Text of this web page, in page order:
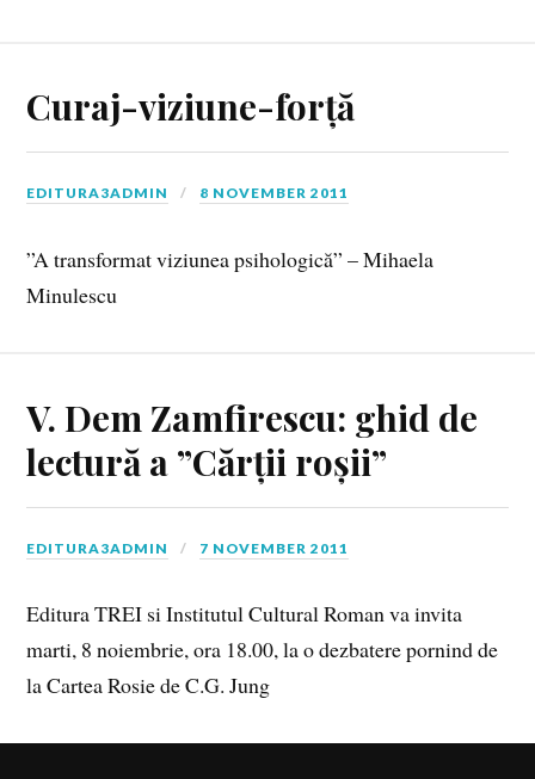
Curaj-viziune-forță
EDITURA3ADMIN 8 NOVEMBER 2011
”A transformat viziunea psihologică” – Mihaela
Minulescu
V. Dem Zamfirescu: ghid de
lectură a ”Cărții roșii”
EDITURA3ADMIN 7 NOVEMBER 2011
Editura TREI si Institutul Cultural Roman va invita
marti, 8 noiembrie, ora 18.00, la o dezbatere pornind de
la Cartea Rosie de C.G. Jung